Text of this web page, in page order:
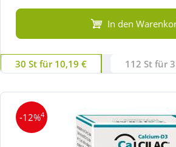
In den
30 St für 10,19 € 112 St für
-12%4